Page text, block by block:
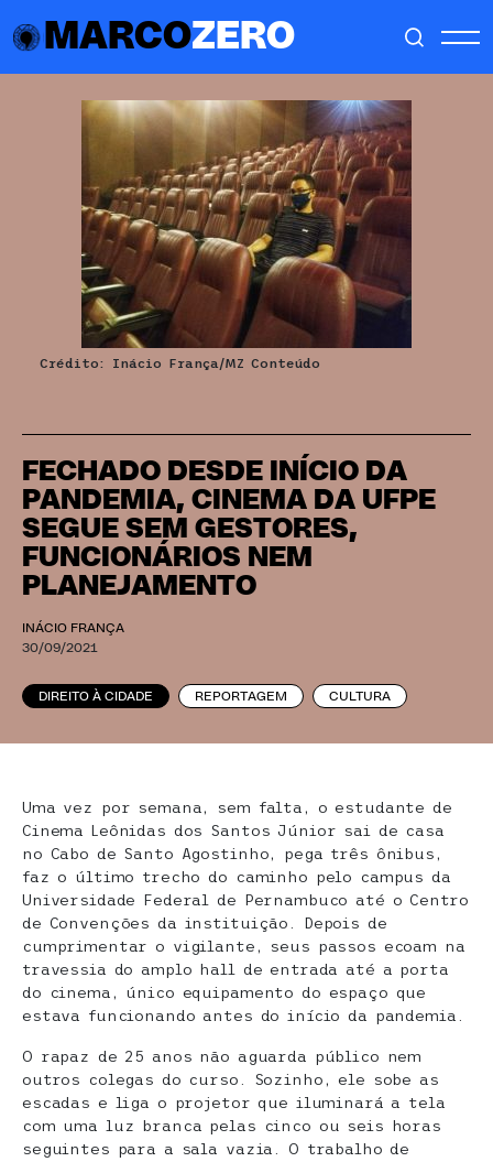
MARCOZERO
FECHADO DESDE INÍCIO DA
PANDEMIA, CINEMA DA UFPE
SEGUE SEM GESTORES,
FUNCIONÁRIOS NEM
PLANEJAMENTO
INÁCIO FRANÇA
30/09/2021
DIREITO À CIDADE REPORTAGEM CULTURA
Crédito: Inácio França/MZ Conteúdo
Uma vez por semana, sem falta, o estudante de
Cinema Leônidas dos Santos Júnior sai de casa
no Cabo de Santo Agostinho, pega três ônibus,
faz o último trecho do caminho pelo campus da
Universidade Federal de Pernambuco até o Centro
de Convenções da instituição. Depois de
cumprimentar o vigilante, seus passos ecoam na
travessia do amplo hall de entrada até a porta
do cinema, único equipamento do espaço que
estava funcionando antes do início da pandemia.
O rapaz de 25 anos não aguarda público nem
outros colegas do curso. Sozinho, ele sobe as
escadas e liga o projetor que iluminará a tela
com uma luz branca pelas cinco ou seis horas
seguintes para a sala vazia. O trabalho de